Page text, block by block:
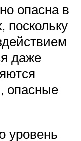
опасна в
поскольку
даже
опасные
уровень